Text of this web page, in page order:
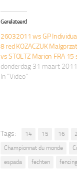
Gerelateerd
26032011 ws GP
8 red KOZACZUK
vs STOLTZ Marion FRA 15
donderdag 31 maart 2011
In "Video"
Tags: 14 15 16
Championnat du monde
espada
fechten fencing